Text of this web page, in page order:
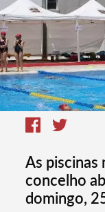
As piscinas
concelho
domingo,